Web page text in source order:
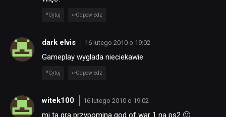
Cytuj Odpowiedz
dark elvis 16 lutego 2010 o 19:02
Gameplay wyglada nieciekawie
Cytuj Odpowiedz
witek100 16 lutego 2010 o 19:02